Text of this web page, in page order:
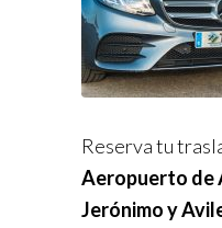
Reserva tu
Aeropuerto de
Jerónimo y